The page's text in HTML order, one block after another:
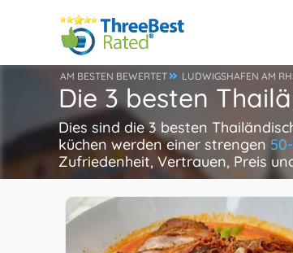
AM BESTEN BEWERTET LUDWIGSHAFEN AM
Die 3 besten
Dies sind die 3 besten
küchen werden einer strengen
Zufriedenheit, Vertrauen, Preis